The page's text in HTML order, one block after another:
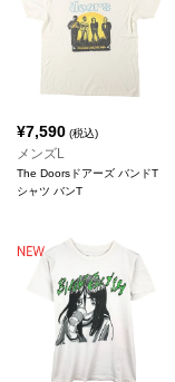
¥7,590 (税込)
メンズL
The Doorsドアーズ バンドT
シャツ バンT